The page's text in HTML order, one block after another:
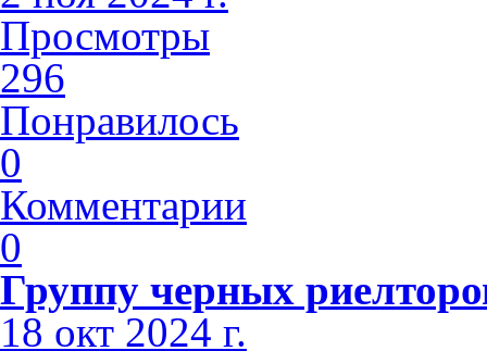
Просмотры
296
Понравилось
0
Комментарии
0
Группу черных
18 окт 2024 г.